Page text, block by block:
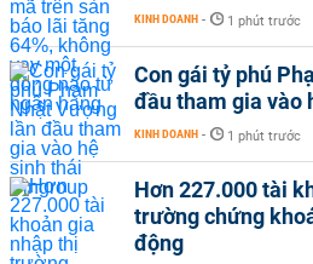
KINH DOANH - 1 phút trước
Con gái tỷ phú
đầu tham gia vào
KINH DOANH - 1 phút trước
Hơn 227.000 tài
trường chứng
động